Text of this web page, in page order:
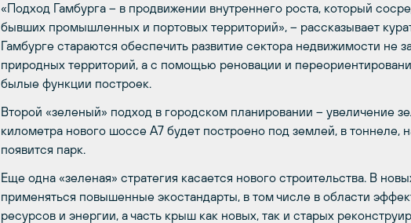
«Подход Гамбурга – в продвижении внутреннего роста, который
бывших промышленных и портовых территорий», – рассказывает
Гамбурге стараются обеспечить развитие сектора недвижимости не
природных территорий, а с помощью реновации и
былые функции построек.
Второй «зеленый» подход в городском планировании – увеличение
километра нового шоссе A7 будет построено под землей, в тоннеле,
появится парк.
Еще одна «зеленая» стратегия касается нового строительства. В
применяться повышенные экостандарты, в том числе в области
ресурсов и энергии, а часть крыш как новых, так и старых